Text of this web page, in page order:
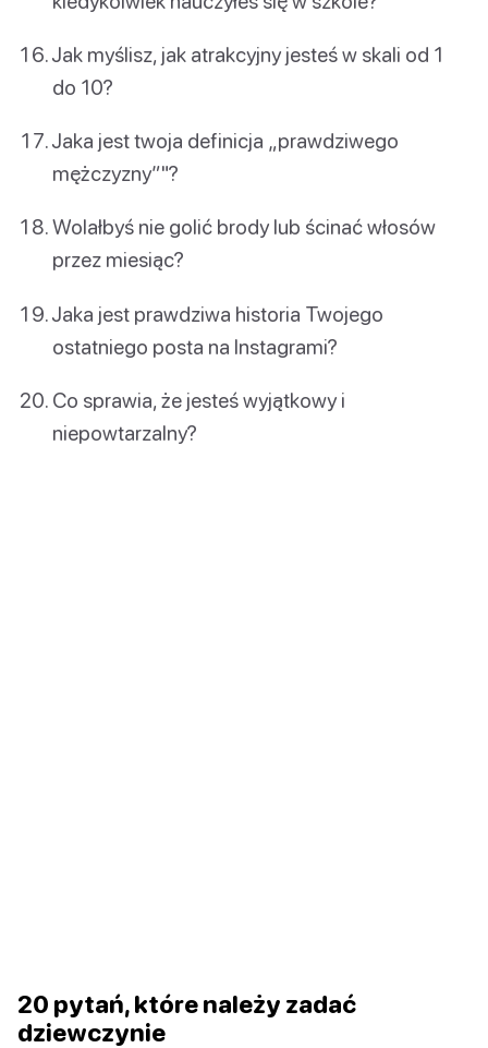
Jak myślisz, jak atrakcyjny jesteś w skali od 1
do 10?
Jaka jest twoja definicja „prawdziwego
mężczyzny”"?
Wolałbyś nie golić brody lub ścinać włosów
przez miesiąc?
Jaka jest prawdziwa historia Twojego
ostatniego posta na Instagrami?
Co sprawia, że jesteś wyjątkowy i
niepowtarzalny?
20 pytań, które należy zadać
dziewczynie